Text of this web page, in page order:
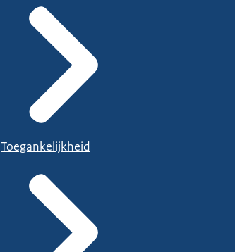
Toegankelijkheid